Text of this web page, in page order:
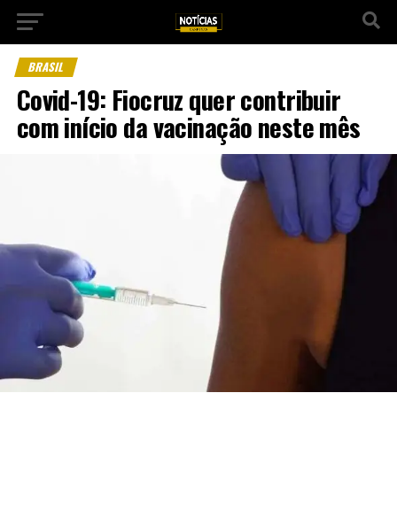
BRASIL
Covid-19: Fiocruz quer contribuir
com início da vacinação neste mês